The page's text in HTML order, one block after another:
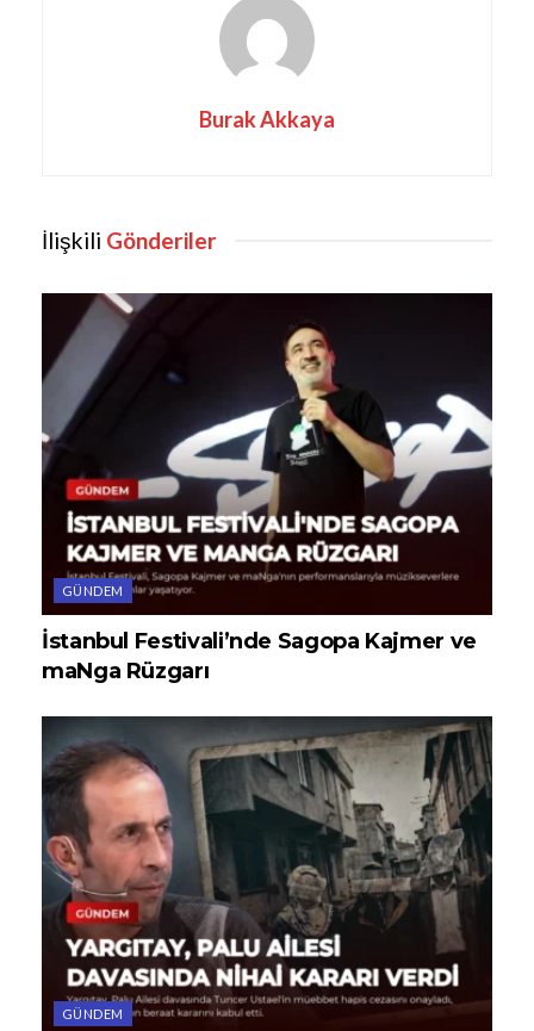
Burak Akkaya
İlişkili Gönderiler
GÜNDEM
İstanbul Festivali’nde Sagopa Kajmer ve
maNga Rüzgarı
GÜNDEM